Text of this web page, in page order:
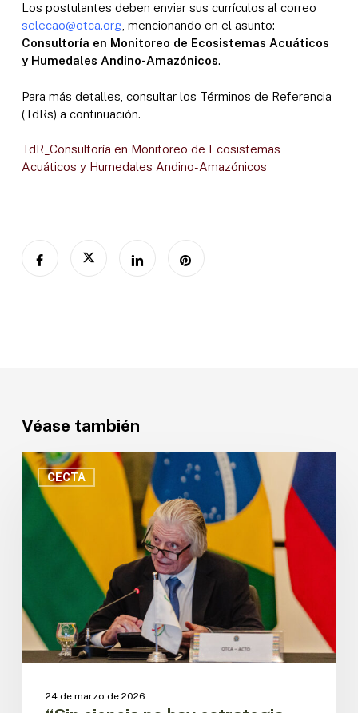
Los postulantes deben enviar sus currículos al correo
selecao@otca.org , mencionando en el asunto:
Consultoría en Monitoreo de Ecosistemas Acuáticos
y Humedales Andino-Amazónicos.
Para más detalles, consultar los Términos de Referencia
(TdRs) a continuación.
TdR_Consultoría en Monitoreo de Ecosistemas
Acuáticos y Humedales Andino-Amazónicos
Véase también
CECTA
“Sin
ciencia
estrategia,
escala
sin
24 de marzo de 2026